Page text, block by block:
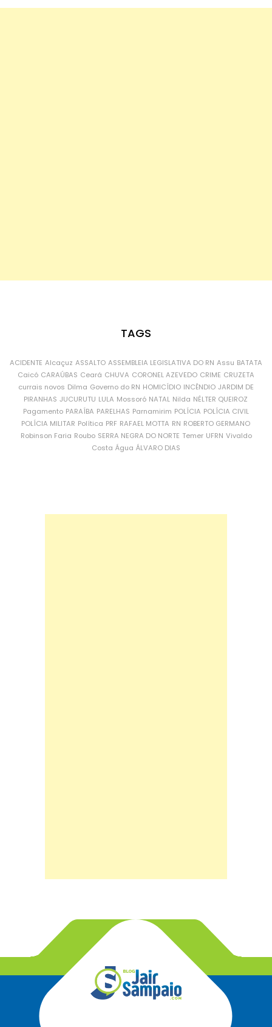
TAGS
ACIDENTE Alcaçuz ASSALTO ASSEMBLEIA LEGISLATIVA DO RN Assu BATATA
Caicó CARAÚBAS Ceará CHUVA CORONEL AZEVEDO CRIME CRUZETA
currais novos Dilma Governo do RN HOMICÍDIO INCÊNDIO JARDIM DE
PIRANHAS JUCURUTU LULA Mossoró NATAL Nilda NÉLTER QUEIROZ
Pagamento PARAÍBA PARELHAS Parnamirim POLÍCIA POLÍCIA CIVIL
POLÍCIA MILITAR Política PRF RAFAEL MOTTA RN ROBERTO GERMANO
Robinson Faria Roubo SERRA NEGRA DO NORTE Temer UFRN Vivaldo
Costa Água ÁLVARO DIAS